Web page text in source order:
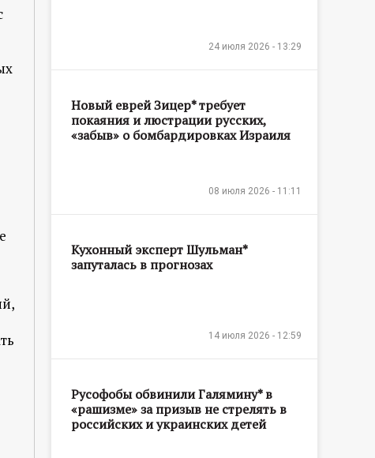
24 июля 2026 - 13:29
Новый еврей Зицер* требует
покаяния и люстрации русских,
«забыв» о бомбардировках Израиля
08 июля 2026 - 11:11
Кухонный эксперт Шульман*
запуталась в прогнозах
14 июля 2026 - 12:59
Русофобы обвинили Галямину* в
«рашизме» за призыв не стрелять в
российских и украинских детей